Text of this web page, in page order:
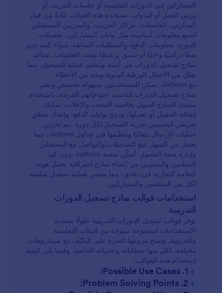
المشاركين في الدورات التعليمية أو جلسات التدريب أو
ورش العمل أو الندوات. تستخدم هذه القوالب عادةً من قبل
المدارس، الجامعات، مراكز التدريب، والمدربين المستقلين
لجمع معلومات أساسية مثل بيانات المشاركين، تفضيلات
الدورة، معلومات الدفع، والمتطلبات السابقة. سواء كنت تدير
صفًا دراسيًا واحدًا أو تنسق برنامجًا متعدد الجلسات، تساعد
نماذج تسجيل الدورات في أتمتة وتنظيم عملية التسجيل، مما
يقلل من الأعمال الورقية اليدوية ويحد من الأخطاء.
مع Jotform، يمكن للمستخدمين بسهولة تخصيص ونشر
نماذج تسجيل الدورات لتناسب احتياجاتهم الفريدة. باستخدام
منشئ النماذج السهل بخاصية السحب والإفلات، يمكنك
إضافة الحقول أو تعديلها، ودمج بوابات الدفع، وإعداد منطق
شرطي لتخصيص تجربة التسجيل لكل دورة. يتم تخزين
عمليات الإرسال تلقائيًا وتنظيمها في جداول Jotform، مما
يجعل من السهل تتبع التسجيلات والتواصل مع المسجلين
وإدارة سعة الفصول. تُمكّن منصة Jotform بدون كود
المعلمين والمديرين من إنشاء نماذج احترافية تحمل هوية
العلامة التجارية في دقائق، مما يضمن عملية تسجيل سلسة
لكل من المنظمين والمشاركين.
استخدامات قوالب نماذج تسجيل الدورات
التدريبية
توفر قوالب تسجيل الدورات التدريبية حلولًا متعددة
الاستخدامات لمجموعة متنوعة من البيئات التعليمية
والتدريبية. وتمنح مرونتها القدرة على التكيّف مع سيناريوهات
مختلفة، لكل منها متطلباته وتحدياته الخاصة. وفيما يلي كيفية
استخدام هذه القوالب:
+
1. Possible Use Cases:
التسجيل في الدورات الدراسية بالمدرسة والجامعة: +
2. Problem Solving Points: